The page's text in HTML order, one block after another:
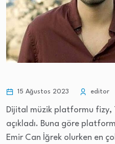
15 Ağustos 2023 editor
Dijital müzik platformu fizy,
açıkladı. Buna göre
Emir Can İğrek olurken en